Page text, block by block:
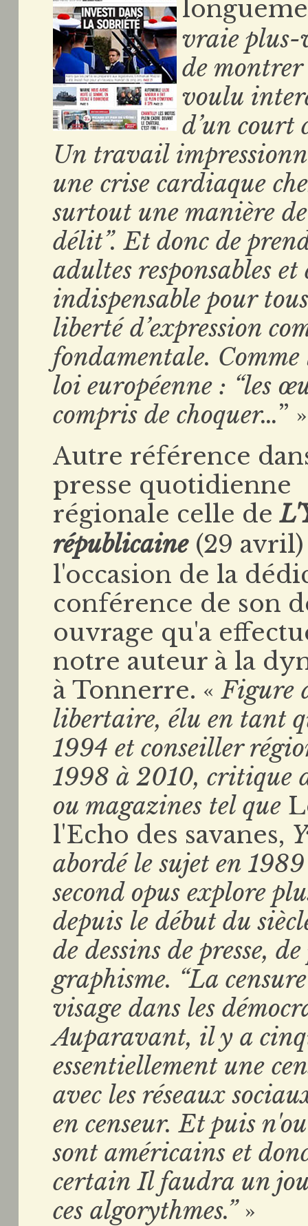
vraie plus-
de montrer
voulu
d’un court
Un travail
une crise cardiaque
surtout une manière
délit”. Et donc de
adultes responsables et
indispensable pour
liberté d’expression
fondamentale.
loi européenne : “les
compris de choquer…” »
Autre référence
presse quotidienne
régionale celle de
républicaine(29 avril)
l'occasion de la
conférence de son
ouvrage qu'a
notre auteur à la
à Tonnerre. «Figure
libertaire, élu en tant
1994 et conseiller
1998 à 2010, critique
ou magazines tel que
l'Echo des savanes,
abordé le sujet en
second opus explore
depuis le début du
de dessins de presse,
graphisme. “La
visage dans les
Auparavant, il y a
essentiellement une
avec les réseaux
en censeur. Et puis
sont américains et
certain Il faudra un
ces algorythmes.”»